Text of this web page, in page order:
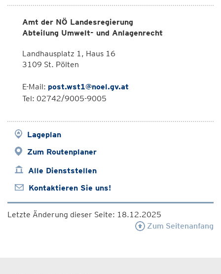
Amt der NÖ Landesregierung
Abteilung Umwelt- und Anlagenrecht
Landhausplatz 1, Haus 16
3109 St. Pölten
E-Mail: post.wst1@noel.gv.at
Tel: 02742/9005-9005
Lageplan
Zum Routenplaner
Alle Dienststellen
Kontaktieren Sie uns!
Letzte Änderung dieser Seite: 18.12.2025
Zum Seitenanfang